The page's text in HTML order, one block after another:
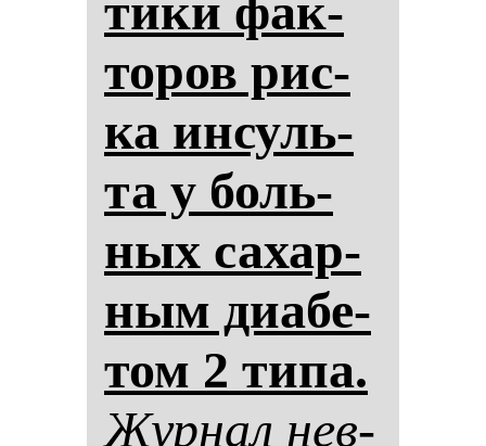
ти­ки фак­
то­ров рис­
ка ин­суль­
та у боль­
ных са­хар­
ным ди­абе­
том 2 ти­па.
Жур­нал нев­